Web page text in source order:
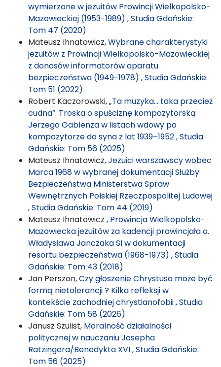
wymierzone w jezuitów Prowincji Wielkopolsko-
Mazowieckiej (1953-1989) ,Studia Gdańskie:
Tom 47 (2020)
Mateusz Ihnatowicz,Wybrane charakterystyki
jezuitów z Prowincji Wielkopolsko-Mazowieckiej
z donosów informatorów aparatu
bezpieczeństwa (1949-1978) ,Studia Gdańskie:
Tom 51 (2022)
Robert Kaczorowski,„Ta muzyka… taka przecież
cudna”. Troska o spuściznę kompozytorską
Jerzego Gablenza w listach wdowy po
kompozytorze do syna z lat 1939–1952,Studia
Gdańskie: Tom 56 (2025)
Mateusz Ihnatowicz,Jezuici warszawscy wobec
Marca 1968 w wybranej dokumentacji Służby
Bezpieczeństwa Ministerstwa Spraw
Wewnętrznych Polskiej Rzeczpospolitej Ludowej
,Studia Gdańskie: Tom 44 (2019)
Mateusz Ihnatowicz , Prowincja Wielkopolsko-
Mazowiecka jezuitów za kadencji prowincjała o.
Władysława Janczaka SI w dokumentacji
resortu bezpieczeństwa (1968-1973) ,Studia
Gdańskie: Tom 43 (2018)
Jan Perszon,Czy głoszenie Chrystusa może być
formą nietolerancji ? Kilka refleksji w
kontekście zachodniej chrystianofobii,Studia
Gdańskie: Tom 58 (2026)
Janusz Szulist, Moralność działalności
politycznej w nauczaniu Josepha
Ratzingera/Benedykta XVI,Studia Gdańskie:
Tom 56 (2025)